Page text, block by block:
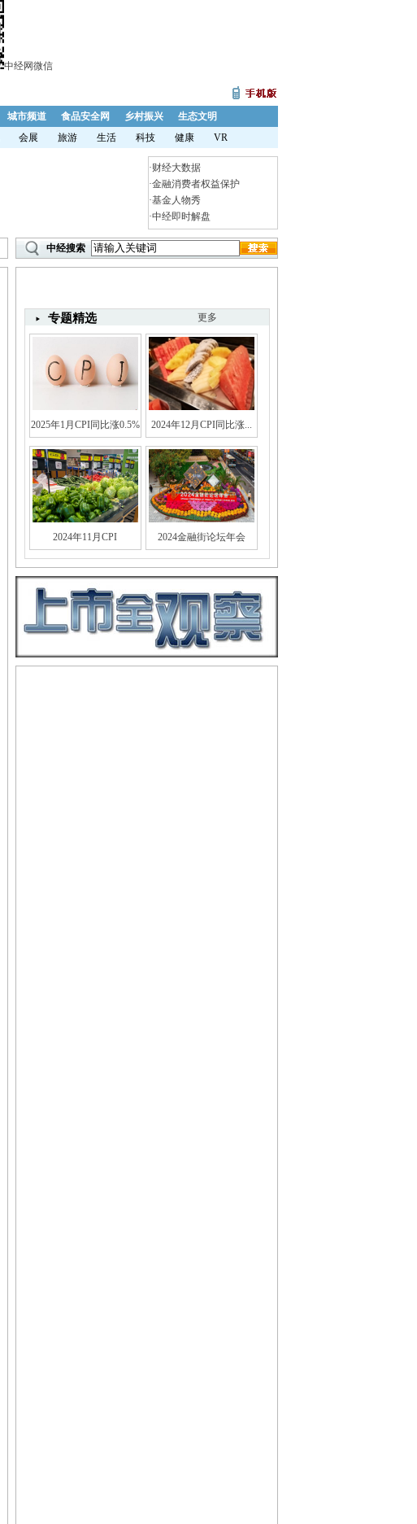
中经网微信
城市频道 食品安全网 乡村振兴
生态文明
会展 旅游 生活 科技 健康 VR
·财经大数据
·金融消费者权益保护
·基金人物秀
·中经即时解盘
中经搜索
专题精选 更多
2025年1月CPI同比涨0.5% 2024年12月CPI同比涨...
2024年11月CPI 2024金融街论坛年会